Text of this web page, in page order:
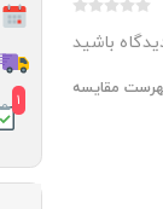
باشید
مقایسه 1